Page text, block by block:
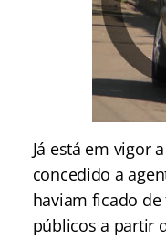
Já está em vigor
concedido a
haviam ficado
públicos a partir